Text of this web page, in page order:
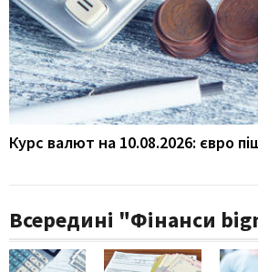
Курс валют на 10.08.2026: євро
Всередині "Фінанси